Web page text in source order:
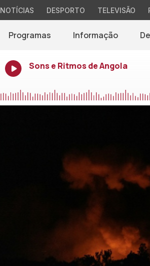
NOTÍCIAS DESPORTO TELEVISÃO
Programas Informação
Sons e Ritmos de Angola